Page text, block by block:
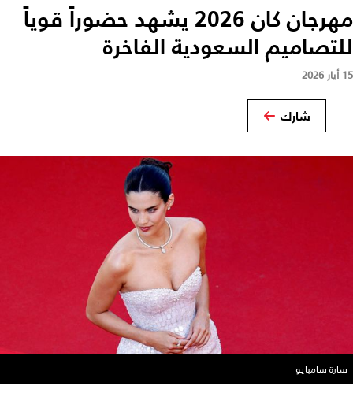
مهرجان كان 2026 يشهد حضوراً قوياً
للتصاميم السعودية الفاخرة
15 أيار 2026
شارك
سارة سامبايو